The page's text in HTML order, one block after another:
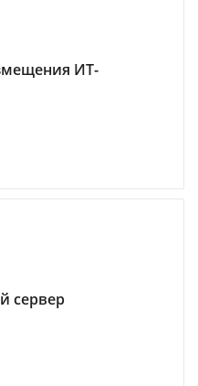
ИТ-
сервер